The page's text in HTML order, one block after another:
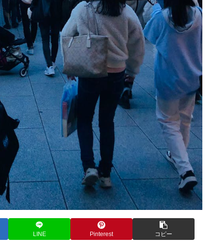
LINE Pinterest コピー